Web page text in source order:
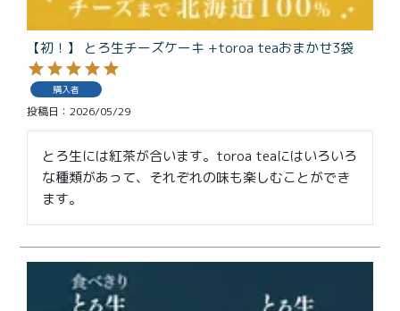
toroa夏のアウトレッ
手さげ袋
季節限定
価格別
¥2,000〜¥3,999
¥6,000〜
〜¥1,999
¥4,000〜¥5,999
商品
【初！】 とろ生チーズケーキ +toroa teaおまかせ3袋
購入者
投稿日 2026/05/29
とろ生には紅茶が合います。toroa teaにはいろいろ
な種類があって、それぞれの味も楽しむことができ
ます。